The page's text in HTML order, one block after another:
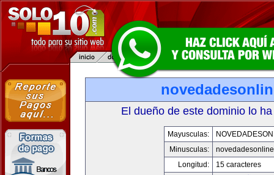
El dueño de este dominio lo
Mayusculas:
Minusculas:
Longitud:
15 caracteres